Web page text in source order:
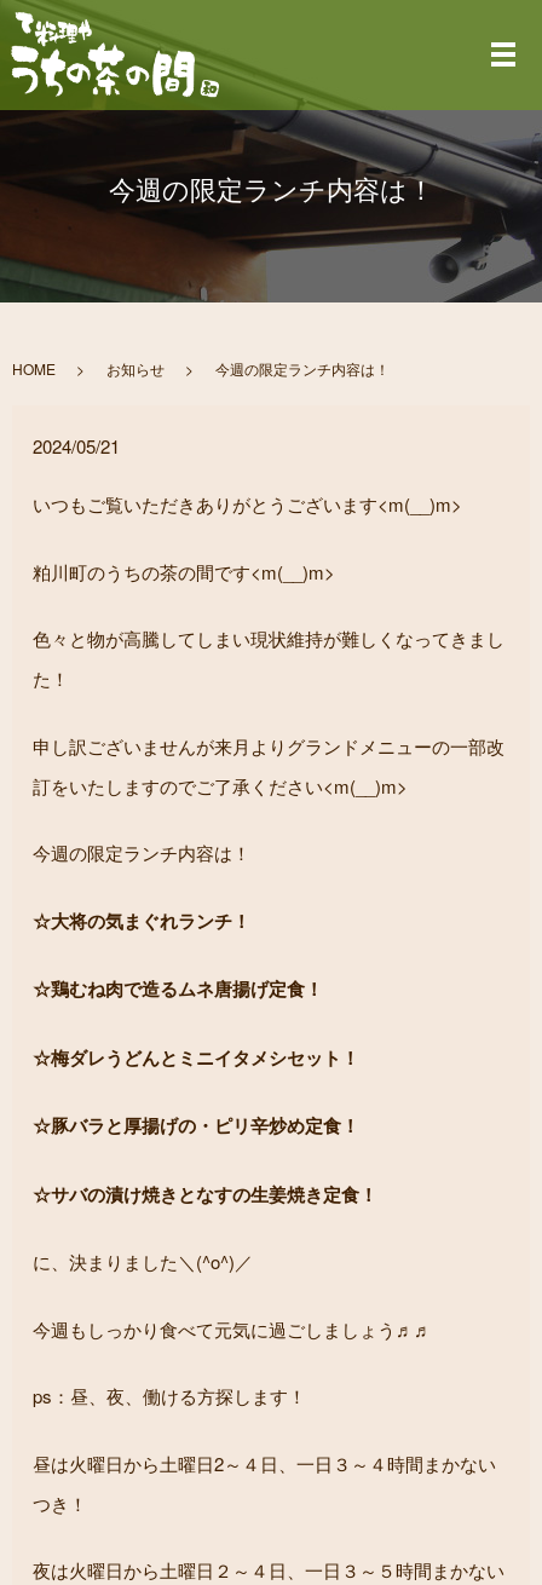
メ
今週の限定ランチ内容は！
HOME お知らせ 今週の限定ランチ内容は！
2024/05/21
いつもご覧いただきありがとうございます<m(__)m>
粕川町のうちの茶の間です<m(__)m>
色々と物が高騰してしまい現状維持が難しくなってきまし
た！
申し訳ございませんが来月よりグランドメニューの一部改
訂をいたしますのでご了承ください<m(__)m>
今週の限定ランチ内容は！
☆大将の気まぐれランチ！
☆鶏むね肉で造るムネ唐揚げ定食！
☆梅ダレうどんとミニイタメシセット！
☆豚バラと厚揚げの・ピリ辛炒め定食！
☆サバの漬け焼きとなすの生姜焼き定食！
に、決まりました＼(^o^)／
今週もしっかり食べて元気に過ごしましょう♬♬
ps：昼、夜、働ける方探します！
昼は火曜日から土曜日2～４日、一日３～４時間まかない
つき！
夜は火曜日から土曜日２～４日、一日３～５時間まかない